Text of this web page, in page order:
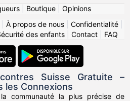
| Boutique| Opinions
À propos de nous Confidentialité
des enfants| Contact| FAQ
Suisse Gratuite –
les Connexions
communauté la plus précise de